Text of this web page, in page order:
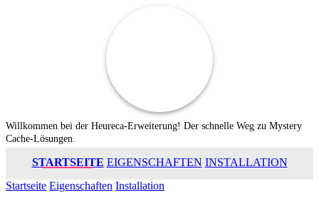
Willkommen bei der Heureca-Erweiterung! Der schnelle Weg zu Mystery
Cache-Lösungen.
STARTSEITE EIGENSCHAFTEN INSTALLATION
Startseite Eigenschaften Installation